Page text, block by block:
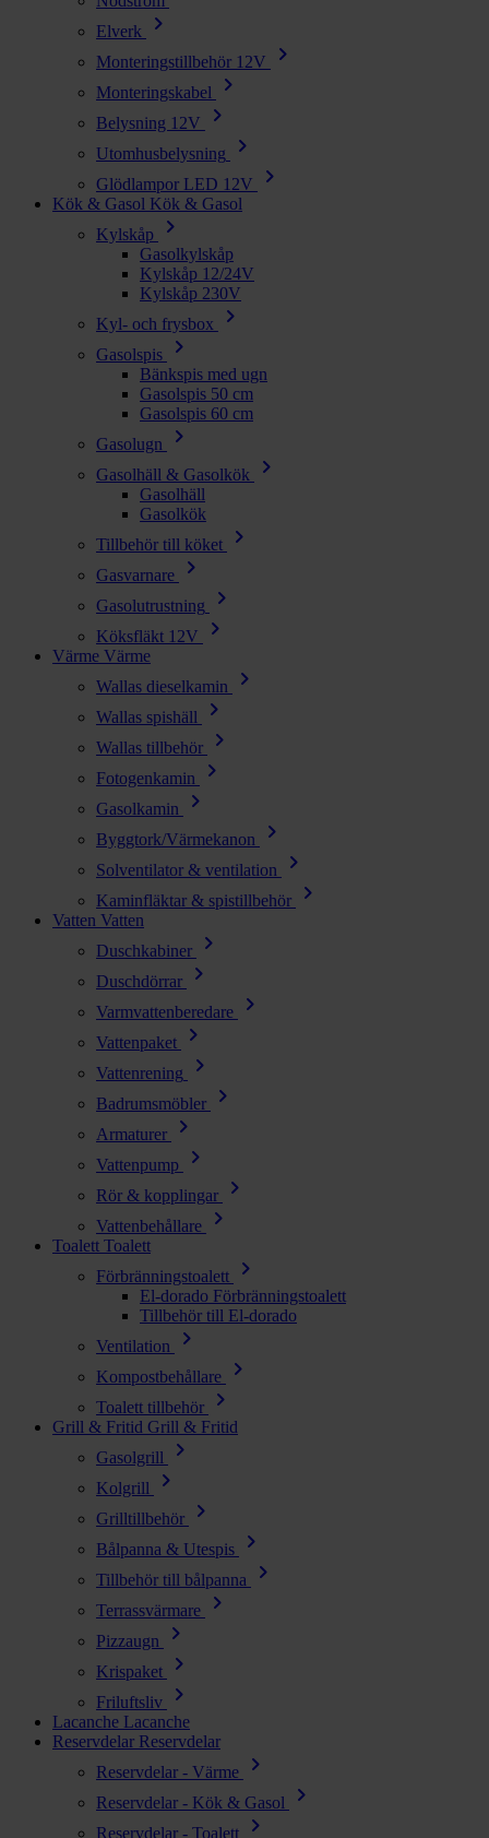
Elverk chevron_right
Monteringstillbehör 12V chevron_right
Monteringskabel chevron_right
Belysning 12V chevron_right
Utomhusbelysning chevron_right
Glödlampor LED 12V chevron_right
Kök & Gasol Kök & Gasol
Kylskåp
chevron_right
Gasolkylskåp
Kylskåp 12/24V
Kylskåp 230V
Kyl- och frysbox
chevron_right
Gasolspis chevron_right
Bänkspis med ugn
Gasolspis 50 cm
Gasolspis 60 cm
Gasolugn
chevron_right
Gasolhäll & Gasolkök chevron_right
Gasolhäll
Gasolkök
Tillbehör till köket
chevron_right
Gasvarnare chevron_right
Gasolutrustning chevron_right
Köksfläkt 12V chevron_right
Värme Värme
Wallas dieselkamin
chevron_right
Wallas spishäll chevron_right
Wallas tillbehör chevron_right
Fotogenkamin chevron_right
Gasolkamin chevron_right
Byggtork/Värmekanon chevron_right
Solventilator & ventilation chevron_right
Kaminfläktar & spistillbehör chevron_right
Vatten Vatten
Duschkabiner
chevron_right
Duschdörrar chevron_right
Varmvattenberedare chevron_right
Vattenpaket chevron_right
Vattenrening chevron_right
Badrumsmöbler chevron_right
Armaturer chevron_right
Vattenpump chevron_right
Rör & kopplingar chevron_right
Vattenbehållare chevron_right
Toalett Toalett
Förbränningstoalett
chevron_right
El-dorado Förbränningstoalett
Tillbehör till El-dorado
Ventilation
chevron_right
Kompostbehållare chevron_right
Toalett tillbehör chevron_right
Grill & Fritid Grill & Fritid
Gasolgrill
chevron_right
Kolgrill chevron_right
Grilltillbehör chevron_right
Bålpanna & Utespis chevron_right
Tillbehör till bålpanna chevron_right
Terrassvärmare chevron_right
Pizzaugn chevron_right
Krispaket chevron_right
Friluftsliv chevron_right
Lacanche Lacanche
Reservdelar Reservdelar
Reservdelar - Värme
chevron_right
Reservdelar - Kök & Gasol chevron_right
Reservdelar - Toalett chevron_right